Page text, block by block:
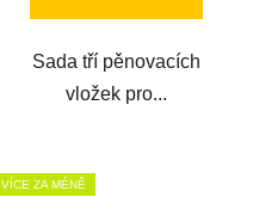
Sada tří pěnovacích
vložek pro...
VÍCE ZA MÉNĚ